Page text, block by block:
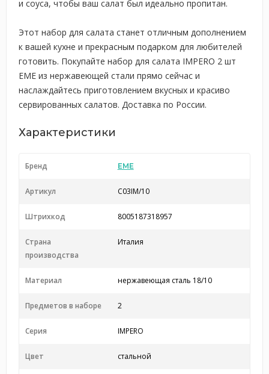
и соуса, чтобы ваш салат был идеально пропитан.
Этот набор для салата станет отличным дополнением
к вашей кухне и прекрасным подарком для любителей
готовить. Покупайте набор для салата IMPERO 2 шт
EME из нержавеющей стали прямо сейчас и
наслаждайтесь приготовлением вкусных и красиво
сервированных салатов. Доставка по России.
Характеристики
Бренд EME
Артикул C03IM/10
Штрихкод 8005187318957
Страна
производства
Италия
Материал нержавеющая сталь 18/10
Предметов в наборе 2
Серия IMPERO
Цвет стальной